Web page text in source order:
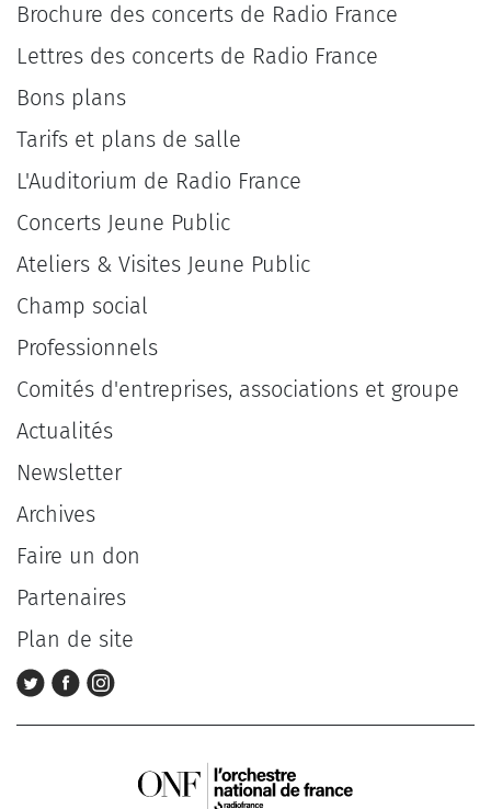
Brochure des concerts de Radio France
Lettres des concerts de Radio France
Bons plans
Tarifs et plans de salle
L'Auditorium de Radio France
Concerts Jeune Public
Ateliers & Visites Jeune Public
Champ social
Professionnels
Comités d'entreprises, associations et groupe
Actualités
Newsletter
Archives
Faire un don
Partenaires
Plan de site